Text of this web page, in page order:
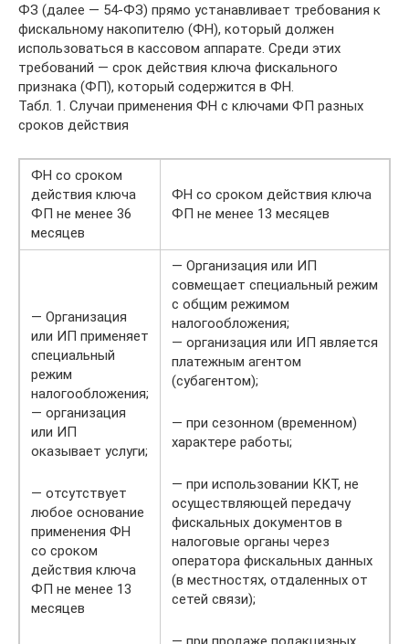
ФЗ (далее — 54-ФЗ) прямо устанавливает требования к
фискальному накопителю (ФН), который должен
использоваться в кассовом аппарате. Среди этих
требований — срок действия ключа фискального
признака (ФП), который содержится в ФН.
Табл. 1. Случаи применения ФН с ключами ФП разных
сроков действия
ФН со сроком
действия ключа
ФП не менее 36
месяцев
ФН со сроком действия ключа
ФП не менее 13 месяцев
— Организация
или ИП применяет
специальный
режим
налогообложения;
— организация
или ИП
оказывает услуги;
— отсутствует
любое основание
применения ФН
со сроком
действия ключа
ФП не менее 13
месяцев
— Организация или ИП
совмещает специальный режим
с общим режимом
налогообложения;
— организация или ИП является
платежным агентом
(субагентом);
— при сезонном (временном)
характере работы;
— при использовании ККТ, не
осуществляющей передачу
фискальных документов в
налоговые органы через
оператора фискальных данных
(в местностях, отдаленных от
сетей связи);